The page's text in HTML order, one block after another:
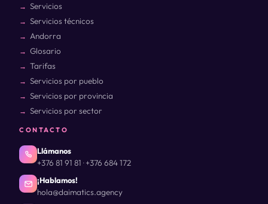
Servicios
Servicios técnicos
Andorra
Glosario
Tarifas
Servicios por pueblo
Servicios por provincia
Servicios por sector
CONTACTO
Llámanos
+376 81 91 81 ·+376 684 172
¡Hablamos!
hola@daimatics.agency